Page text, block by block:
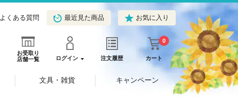
よくある質問 最近見た商品 お気に入り
お受取り
店舗一覧
ログイン 注文履歴 カート
0
文具・雑貨 キャンペーン